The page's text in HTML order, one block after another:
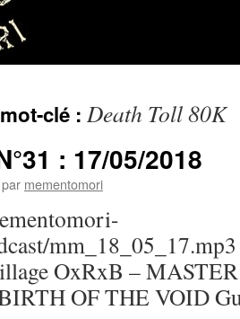
clé : Death Toll 80K
: 17/05/2018
par mementomori
OxRxB –
OF THE VOID